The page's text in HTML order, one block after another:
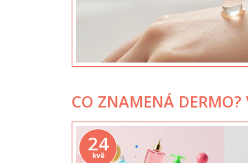
CO ZNAMENÁ DERMO?
24
kvě